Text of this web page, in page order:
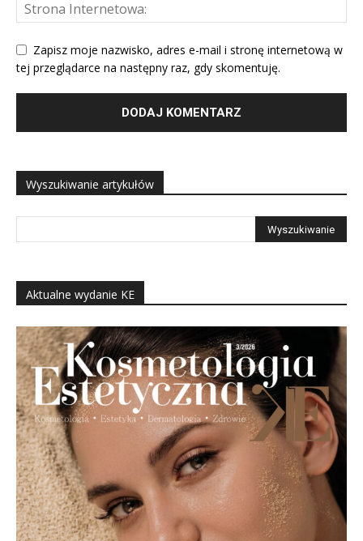
Zapisz moje nazwisko, adres e-mail i stronę internetową w
tej przeglądarce na następny raz, gdy skomentuję.
Wyszukiwanie artykułów
Aktualne wydanie KE